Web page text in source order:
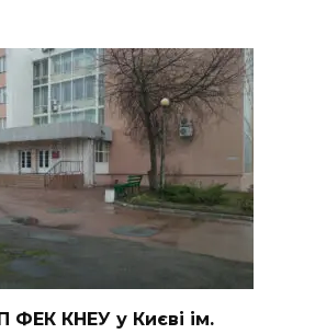
КНЕУ у Києві ім.